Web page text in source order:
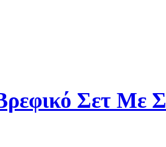
Σετ Με